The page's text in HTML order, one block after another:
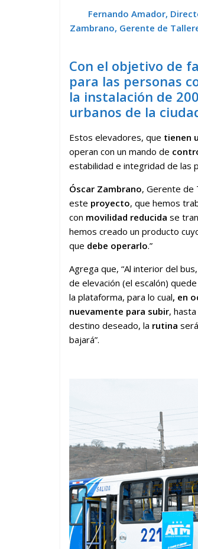
Fernando Amador,
Zambrano, Gerente de
Con el objetivo de
para las personas
la instalación de
urbanos de la
Estos elevadores, que tienen
operan con un mando de
estabilidad e integridad de las
Óscar Zambrano, Gerente de
este proyecto, que hemos
con movilidad reducida se
hemos creado un producto
que debe operarlo.”
Agrega que, “Al interior del
de elevación (el escalón) quede
la plataforma, para lo cual, en
nuevamente para subir,
destino deseado, la rutina
bajará”.